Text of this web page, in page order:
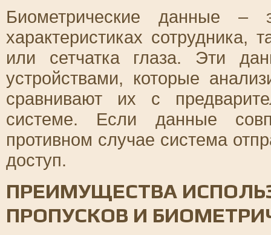
Биометрические данные –
характеристиках сотрудника,
или сетчатка глаза. Эти
устройствами, которые
сравнивают их с
системе. Если данные
противном случае система
доступ.
ПРЕИМУЩЕСТВА
ПРОПУСКОВ И